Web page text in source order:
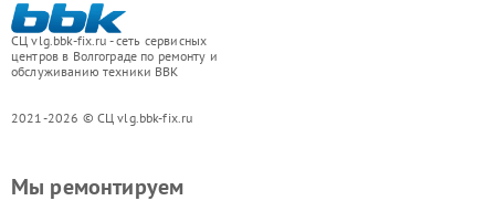
СЦ vlg.bbk-fix.ru - сеть сервисных
центров в Волгограде по ремонту и
обслуживанию техники BBK
2021-2026 © СЦ vlg.bbk-fix.ru
Мы ремонтируем